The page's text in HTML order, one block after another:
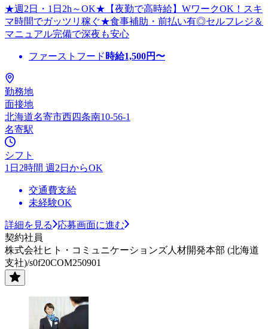
★週2日・1日2h～OK★【夜勤で高時給】WワークOK！スキ
マ時間でガッツリ稼ぐ★食事補助・前払い有◎セルフレジ＆
マニュアル完備で深夜も安心
ファーストフード 時給1,500円〜
勤務地
面接地
北海道名寄市西四条南10-56-1
名寄駅
シフト
1日2時間 週2日からOK
交通費支給
未経験OK
詳細を見る
応募画面に進む
契約社員
株式会社ヒト・コミュニケーションズ人材開発本部 (北海道
支社)/s0f20COM250901